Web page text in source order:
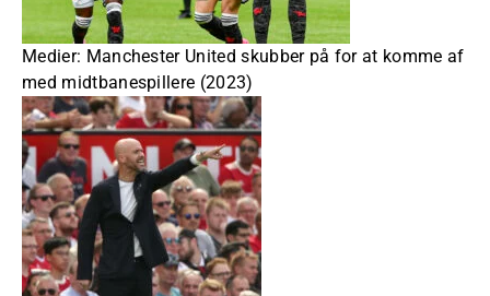
Medier: Manchester United skubber på for at komme af
med midtbanespillere (2023)